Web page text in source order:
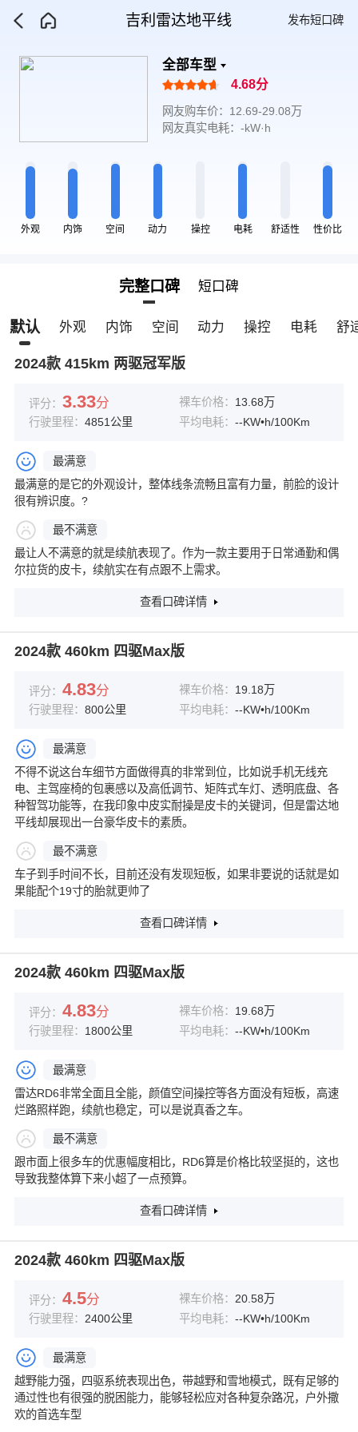
吉利雷达地平线 发布短口碑
全部车型
4.68分
网友购车价：12.69-29.08万
网友真实电耗：-kW·h
外观 内饰 空间 动力 操控 电耗 舒适性 性价比
完整口碑 短口碑
默认 外观 内饰 空间 动力 操控 电耗 舒
2024款 415km 两驱冠军版
评分： 3.33分 裸车价格： 13.68万
行驶里程： 4851公里 平均电耗： --KW•h/100Km
最满意
最满意的是它的外观设计，整体线条流畅且富有力量，前脸的设计
很有辨识度。?
最不满意
最让人不满意的就是续航表现了。作为一款主要用于日常通勤和偶
尔拉货的皮卡，续航实在有点跟不上需求。
查看口碑详情
2024款 460km 四驱Max版
评分： 4.83分 裸车价格： 19.18万
行驶里程： 800公里 平均电耗： --KW•h/100Km
最满意
不得不说这台车细节方面做得真的非常到位，比如说手机无线充
电、主驾座椅的包裹感以及高低调节、矩阵式车灯、透明底盘、各
种智驾功能等，在我印象中皮实耐操是皮卡的关键词，但是雷达地
平线却展现出一台豪华皮卡的素质。
最不满意
车子到手时间不长，目前还没有发现短板，如果非要说的话就是如
果能配个19寸的胎就更帅了
查看口碑详情
2024款 460km 四驱Max版
评分： 4.83分 裸车价格： 19.68万
行驶里程： 1800公里 平均电耗： --KW•h/100Km
最满意
雷达RD6非常全面且全能，颜值空间操控等各方面没有短板，高速
烂路照样跑，续航也稳定，可以是说真香之车。
最不满意
跟市面上很多车的优惠幅度相比，RD6算是价格比较坚挺的，这也
导致我整体算下来小超了一点预算。
查看口碑详情
2024款 460km 四驱Max版
评分： 4.5分 裸车价格： 20.58万
行驶里程： 2400公里 平均电耗： --KW•h/100Km
最满意
越野能力强，四驱系统表现出色，带越野和雪地模式，既有足够的
通过性也有很强的脱困能力，能够轻松应对各种复杂路况，户外撒
欢的首选车型